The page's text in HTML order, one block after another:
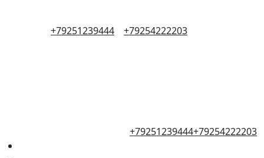
+79251239444 +79254222203
+79251239444+79254222203